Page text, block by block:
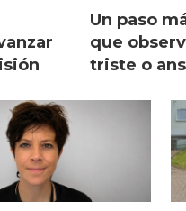
Un paso
que
triste o